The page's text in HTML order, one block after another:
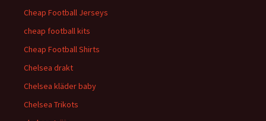
Cheap Football Jerseys
cheap football kits
Cheap Football Shirts
Chelsea drakt
Chelsea kläder baby
Chelsea Trikots